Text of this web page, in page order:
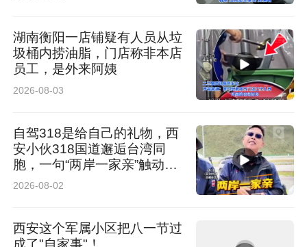
湖南衡阳一店铺疑有人员从垃
圾桶内捞油脂，门店称非本店
员工，是外来阿姨
2026-08-03
自驾318是给自己的礼物，西
安小伙318国道邂逅台湾同
胞，一句“两岸一家亲”触动人
心
2026-08-02
西安这个军属小区把八一节过
成了"自家事"！